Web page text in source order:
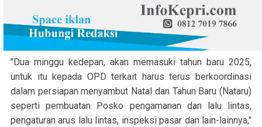
"Dua minggu kedepan, akan memasuki tahun baru 2025,
untuk itu kepada OPD terkait harus terus berkoordinasi
dalam persiapan menyambut Natal dan Tahun Baru (Nataru)
seperti pembuatan Posko pengamanan dan lalu lintas,
pengaturan arus lalu lintas, inspeksi pasar dan lain-lainnya,"